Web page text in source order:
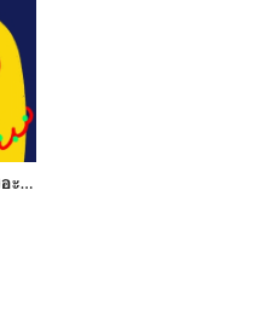
วงการบันเทิง(ไต้หวัน)อะเนอะ